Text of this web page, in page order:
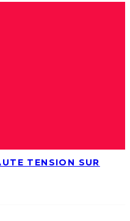
TENSION SUR